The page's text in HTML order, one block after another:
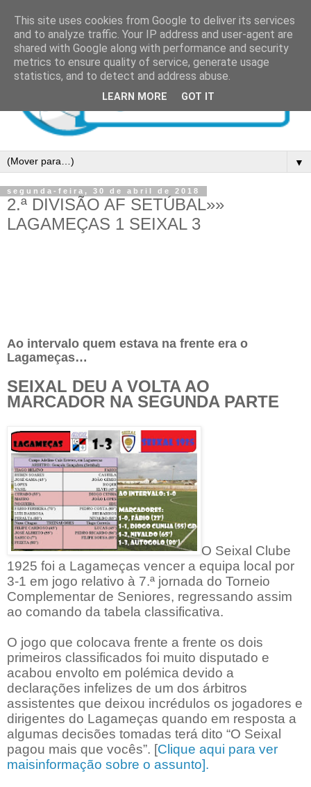
▼
segunda-feira, 30 de abril de 2018
2.ª DIVISÃO AF SETÚBAL»»
LAGAMEÇAS 1 SEIXAL 3
Ao intervalo quem estava na frente era o
Lagameças…
SEIXAL DEU A VOLTA AO
MARCADOR NA SEGUNDA PARTE
O Seixal Clube
1925 foi a Lagameças vencer a equipa local por
3-1 em jogo relativo à 7.ª jornada do Torneio
Complementar de Seniores, regressando assim
ao comando da tabela classificativa.
O jogo que colocava frente a frente os dois
primeiros classificados foi muito disputado e
acabou envolto em polémica devido a
declarações infelizes de um dos árbitros
assistentes que deixou incrédulos os jogadores e
dirigentes do Lagameças quando em resposta a
algumas decisões tomadas terá dito “O Seixal
pagou mais que vocês”. [Clique aqui para ver
maisinformação sobre o assunto].
This site uses cookies from Google to deliver its services
and to analyze traffic. Your IP address and user-agent are
shared with Google along with performance and security
metrics to ensure quality of service, generate usage
statistics, and to detect and address abuse.
LEARN MORE GOT IT